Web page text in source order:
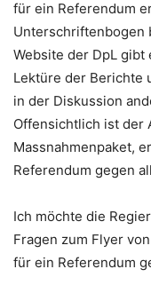
für ein Referendum
Unterschriftenbogen
Website der DpL
Lektüre der Berichte
in der Diskussion
Offensichtlich ist der
Massnahmenpaket,
Referendum gegen
Ich möchte die
Fragen zum Flyer
für ein Referendum